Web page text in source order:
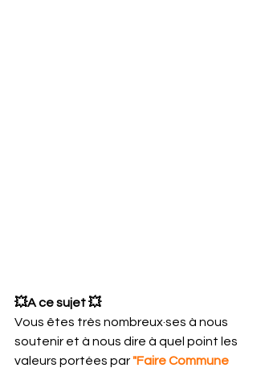
💥A ce sujet 💥
Vous êtes très nombreux·ses à nous
soutenir et à nous dire à quel point les
valeurs portées par "Faire Commune